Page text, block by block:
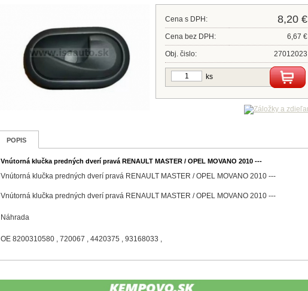
Cena s DPH: 8,20 €
Cena bez DPH: 6,67 €
Obj. čislo: 27012023
ks
POPIS
Vnútorná klučka predných dverí pravá RENAULT MASTER / OPEL MOVANO 2010 ---
Vnútorná klučka predných dverí pravá RENAULT MASTER / OPEL MOVANO 2010 ---
Vnútorná klučka predných dverí pravá RENAULT MASTER / OPEL MOVANO 2010 ---
Náhrada
OE 8200310580 , 720067 , 4420375 , 93168033 ,